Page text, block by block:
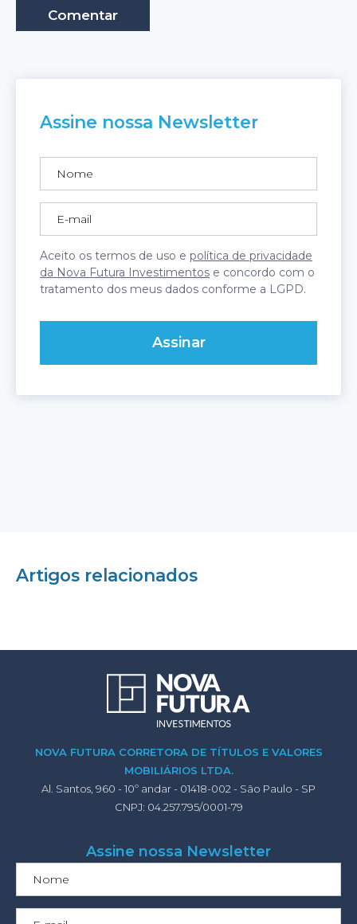
Assine nossa Newsletter
Aceito os termos de uso e política de privacidade
da Nova Futura Investimentos e concordo com o
tratamento dos meus dados conforme a LGPD.
Artigos relacionados
NOVA FUTURA CORRETORA DE TÍTULOS E VALORES
MOBILIÁRIOS LTDA.
Al. Santos, 960 - 10º andar - 01418-002 - São Paulo - SP
CNPJ: 04.257.795/0001-79
Assine nossa Newsletter